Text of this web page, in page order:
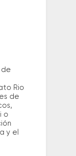
de
Rio
de
o
y el